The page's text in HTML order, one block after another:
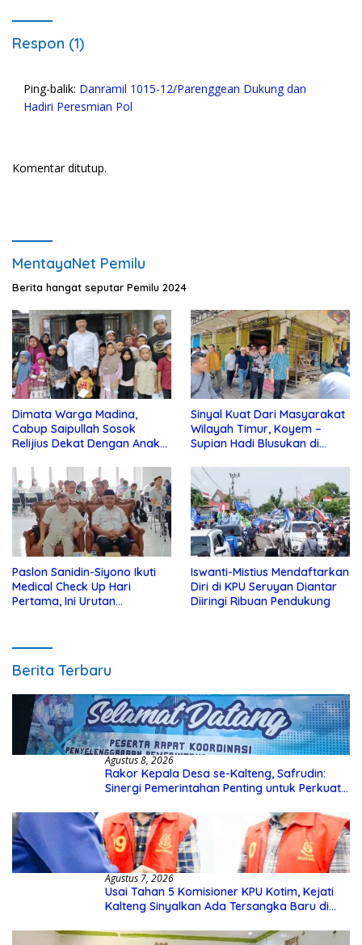
Respon (1)
Ping-balik: Danramil 1015-12/Parenggean Dukung dan
Hadiri Peresmian Pol
Komentar ditutup.
MentayaNet Pemilu
Berita hangat seputar Pemilu 2024
Dimata Warga Madina,
Cabup Saipullah Sosok
Relijius Dekat Dengan Anak
Sinyal Kuat Dari Masyarakat
Wilayah Timur, Koyem –
Supian Hadi Blusukan di
Paslon Sanidin-Siyono Ikuti
Medical Check Up Hari
Pertama, Ini Urutan
Iswanti-Mistius Mendaftarkan
Diri di KPU Seruyan Diantar
Diiringi Ribuan Pendukung
Berita Terbaru
Agustus 8, 2026
Rakor Kepala Desa se-Kalteng, Safrudin:
Sinergi Pemerintahan Penting untuk Perkuat
Agustus 7, 2026
Usai Tahan 5 Komisioner KPU Kotim, Kejati
Kalteng Sinyalkan Ada Tersangka Baru di